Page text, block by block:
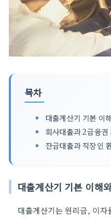
목차
대출계산기 기본 이
회사대출과 2금융권
잔금대출과 직장인
대출계산기 기본 이해
대출계산기는 원리금, 이